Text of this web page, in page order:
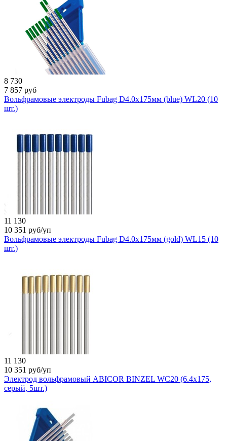
8 730
7 857 руб
Вольфрамовые электроды Fubag D4.0x175мм (blue) WL20 (10
шт.)
11 130
10 351 руб/уп
Вольфрамовые электроды Fubag D4.0x175мм (gold) WL15 (10
шт.)
11 130
10 351 руб/уп
Электрод вольфрамовый ABICOR BINZEL WC20 (6.4х175,
серый, 5шт.)